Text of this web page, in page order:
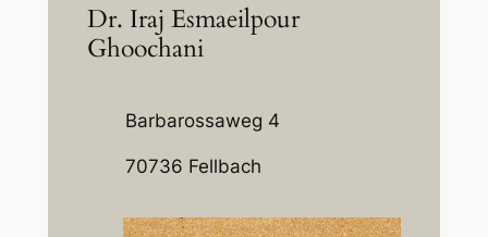
Dr. Iraj Esmaeilpour
Ghoochani
Barbarossaweg 4
70736 Fellbach